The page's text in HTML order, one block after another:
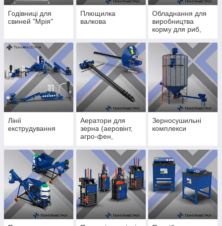
Годівниці для
свиней "Мрія"
Плющилка
валкова
Обладнання для
виробництва
корму для риб,
Лінії
екструдування
Аератори для
зерна (аеровінт,
агро-фен,
охолоджувач
зерна).
Зерносушильні
комплекси